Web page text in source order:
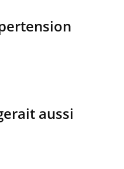
aussi
Légionellose en
Suisse : quelle est
sévères